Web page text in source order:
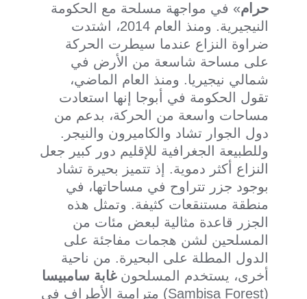
حرام» في مواجهة مسلحة مع الحكومة
النيجيرية. ومنذ العام 2014، اشتدت
ضراوة النزاع عندما سيطرت الحركة
على مساحة شاسعة من الأرض في
شمالي نيجيريا. ومنذ العام الماضي،
تقول الحكومة في أبوجا إنها استعادت
مساحات واسعة من الحركة، بدعم من
دول الجوار تشاد والكاميرون والنيجر.
وللطبيعة الجغرافية للإقليم دور كبير جعل
النزاع أكثر دموية. إذ تتميز بحيرة تشاد
بوجود جزر تتراوح في مساحاتها، في
منطقة مستنقعات كثيفة. وتمثل هذه
الجزر قاعدة مثالية لبعض مئات من
المسلحين لشن هجمات مفاجئة على
الدول المطلة على البحيرة. من ناحية
أخرى، يستخدم المسلحونغابة سامبيسا
(Sambisa Forest) مترامية الأطراف في